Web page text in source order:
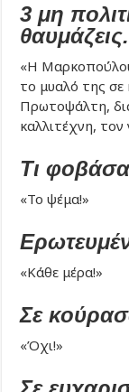
3 μη
θαυμάζεις.
«Η
το μυαλό της
Πρωτοψάλτη,
καλλιτέχνη,
Τι
«Το ψέμα!»
«Κάθε μέρα!»
Σε
«Όχι!»